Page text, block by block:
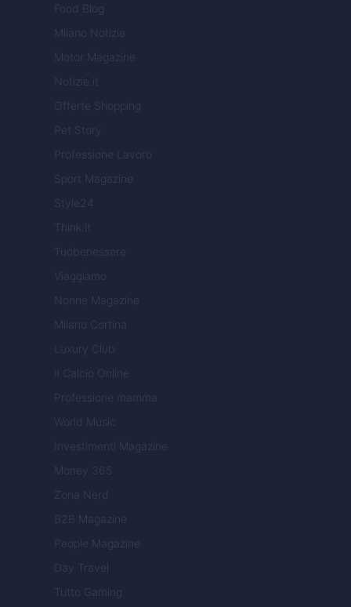
Food Blog
Milano Notizie
Motor Magazine
Notizie.it
Offerte Shopping
Pet Story
Professione Lavoro
Sport Magazine
Style24
Think.it
Tuobenessere
Viaggiamo
Nonne Magazine
Milano Cortina
Luxury Club
Il Calcio Online
Professione mamma
World Music
Investimenti Magazine
Money 365
Zona Nerd
B2B Magazine
People Magazine
Day Travel
Tutto Gaming